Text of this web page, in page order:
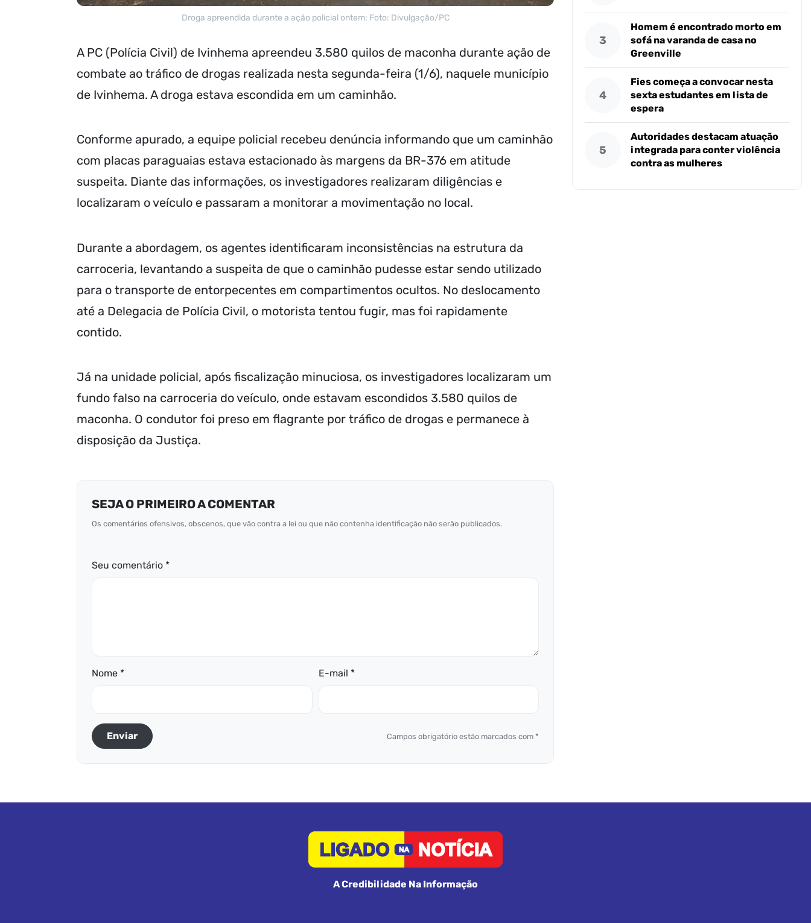
Droga apreendida durante a ação policial ontem; Foto: Divulgação/PC
A PC (Polícia Civil) de Ivinhema apreendeu 3.580 quilos de maconha durante ação de
combate ao tráfico de drogas realizada nesta segunda-feira (1/6), naquele município
de Ivinhema. A droga estava escondida em um caminhão.
Conforme apurado, a equipe policial recebeu denúncia informando que um caminhão
com placas paraguaias estava estacionado às margens da BR-376 em atitude
suspeita. Diante das informações, os investigadores realizaram diligências e
localizaram o veículo e passaram a monitorar a movimentação no local.
Durante a abordagem, os agentes identificaram inconsistências na estrutura da
carroceria, levantando a suspeita de que o caminhão pudesse estar sendo utilizado
para o transporte de entorpecentes em compartimentos ocultos. No deslocamento
até a Delegacia de Polícia Civil, o motorista tentou fugir, mas foi rapidamente
contido.
Já na unidade policial, após fiscalização minuciosa, os investigadores localizaram um
fundo falso na carroceria do veículo, onde estavam escondidos 3.580 quilos de
maconha. O condutor foi preso em flagrante por tráfico de drogas e permanece à
disposição da Justiça.
SEJA O PRIMEIRO A COMENTAR
Os comentários ofensivos, obscenos, que vão contra a lei ou que não contenha identificação não serão publicados.
Seu comentário *
Nome * E-mail *
Enviar Campos obrigatório estão marcados com *
3
Homem é encontrado morto em
sofá na varanda de casa no
Greenville
4
Fies começa a convocar nesta
sexta estudantes em lista de
espera
5
Autoridades destacam atuação
integrada para conter violência
contra as mulheres
A Credibilidade Na Informação